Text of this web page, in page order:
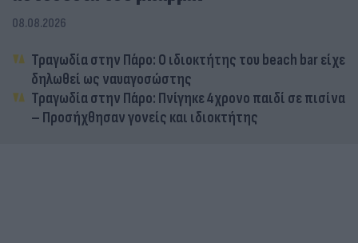
08.08.2026
Τραγωδία στην Πάρο: Ο ιδιοκτήτης του beach bar είχε
δηλωθεί ως ναυαγοσώστης
Τραγωδία στην Πάρο: Πνίγηκε 4χρονο παιδί σε πισίνα
– Προσήχθησαν γονείς και ιδιοκτήτης